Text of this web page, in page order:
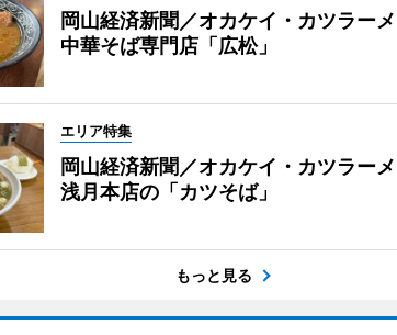
岡山経済新聞／オカケイ・カツラー
中華そば専門店「広松」
エリア特集
岡山経済新聞／オカケイ・カツラー
浅月本店の「カツそば」
もっと見る